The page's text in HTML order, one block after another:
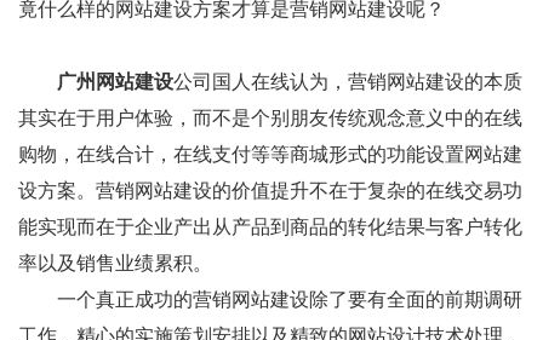
竟什么样的网站建设方案才算是营销网站建设呢？
广州网站建设公司国人在线认为，营销网站建设的本质
其实在于用户体验，而不是个别朋友传统观念意义中的在线
购物，在线合计，在线支付等等商城形式的功能设置网站建
设方案。营销网站建设的价值提升不在于复杂的在线交易功
能实现而在于企业产出从产品到商品的转化结果与客户转化
率以及销售业绩累积。
一个真正成功的营销网站建设除了要有全面的前期调研